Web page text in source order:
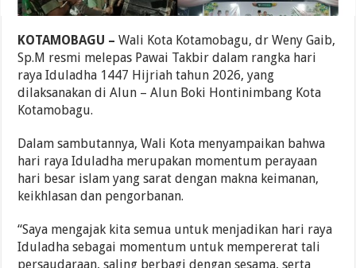
KOTAMOBAGU – Wali Kota Kotamobagu, dr Weny Gaib,
Sp.M resmi melepas Pawai Takbir dalam rangka hari
raya Iduladha 1447 Hijriah tahun 2026, yang
dilaksanakan di Alun – Alun Boki Hontinimbang Kota
Kotamobagu.
Dalam sambutannya, Wali Kota menyampaikan bahwa
hari raya Iduladha merupakan momentum perayaan
hari besar islam yang sarat dengan makna keimanan,
keikhlasan dan pengorbanan.
“Saya mengajak kita semua untuk menjadikan hari raya
Iduladha sebagai momentum untuk mempererat tali
persaudaraan, saling berbagi dengan sesama, serta